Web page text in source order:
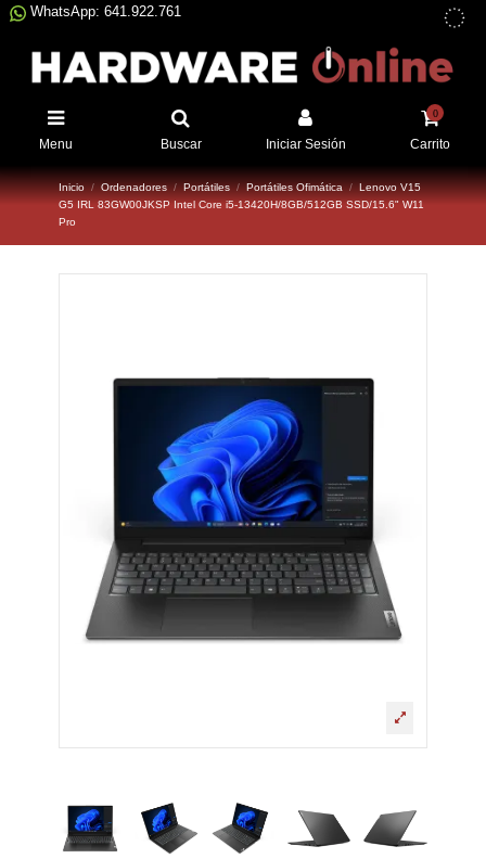
WhatsApp: 641.922.761
Menu Buscar Iniciar Sesión
0
Carrito
Inicio Ordenadores Portátiles Portátiles Ofimática
Lenovo V15
G5 IRL 83GW00JKSP Intel Core i5-13420H/8GB/512GB SSD/15.6" W11
Pro